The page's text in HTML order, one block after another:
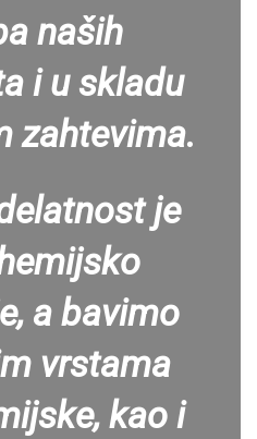
naših
i u skladu
zahtevima.
je
a bavimo
vrstama
kao i